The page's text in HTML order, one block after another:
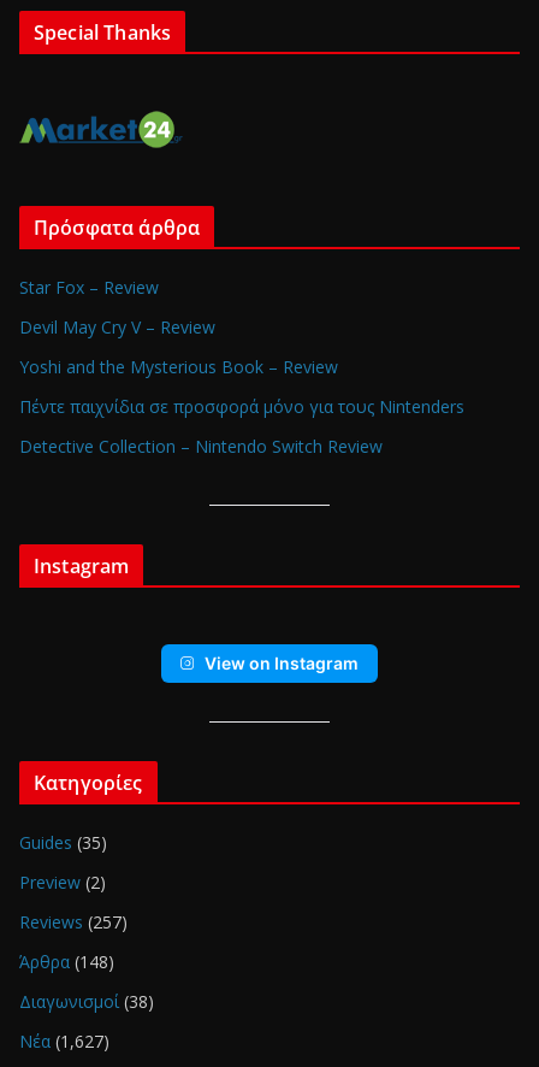
Special Thanks
Πρόσφατα άρθρα
Star Fox – Review
Devil May Cry V – Review
Yoshi and the Mysterious Book – Review
Πέντε παιχνίδια σε προσφορά μόνο για τους Nintenders
Detective Collection – Nintendo Switch Review
Instagram
View on Instagram
Κατηγορίες
Guides (35)
Preview (2)
Reviews (257)
Άρθρα (148)
Διαγωνισμοί(38)
Νέα (1,627)